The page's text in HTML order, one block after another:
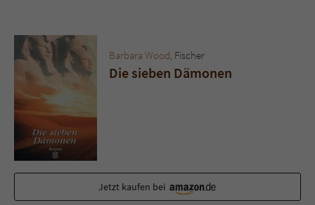
Barbara Wood , Fischer
Die sieben Dämonen
Jetzt kaufen bei